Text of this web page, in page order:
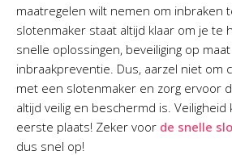
maatregelen wilt nemen om inbraken
slotenmaker staat altijd klaar om je te
snelle oplossingen, beveiliging op
inbraakpreventie. Dus, aarzel niet om
met een slotenmaker en zorg ervoor
altijd veilig en beschermd is.
eerste plaats! Zeker voor de snelle
dus snel op!